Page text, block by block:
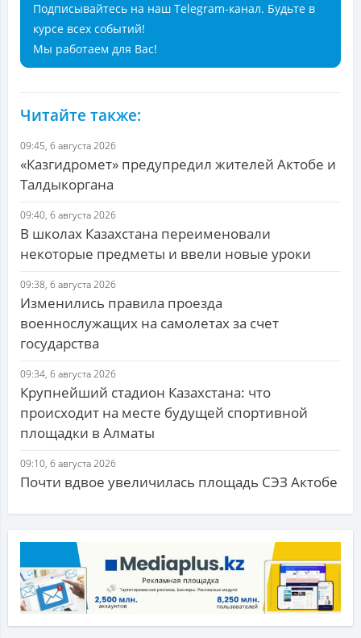
Подписывайтесь на наш Telegram-канал. Будьте в
курсе всех событий!
Мы работаем для Вас!
Читайте также:
09:45, 6 августа 2026
«Казгидромет» предупредил жителей Актобе и
Талдыкоргана
09:40, 6 августа 2026
В школах Казахстана переименовали
некоторые предметы и ввели новые уроки
09:38, 6 августа 2026
Изменились правила проезда
военнослужащих на самолетах за счет
государства
09:34, 6 августа 2026
Крупнейший стадион Казахстана: что
происходит на месте будущей спортивной
площадки в Алматы
09:10, 6 августа 2026
Почти вдвое увеличилась площадь СЭЗ Актобе